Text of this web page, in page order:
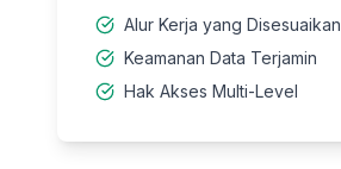
Alur Kerja yang Disesuaikan
Keamanan Data Terjamin
Hak Akses Multi-Level